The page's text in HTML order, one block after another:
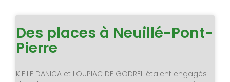
Des places à Neuillé-Pont-
Pierre
KIFILE DANICA et LOUPIAC DE GODREL étaient engagés